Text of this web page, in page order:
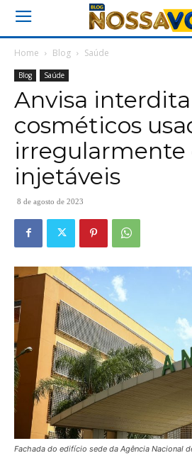
Home Blog Saúde
Blog Saúde
Anvisa interdita
cosméticos
irregularmente
injetáveis
8 de agosto de 2023
Fachada do edifício sede da Agência Nacional